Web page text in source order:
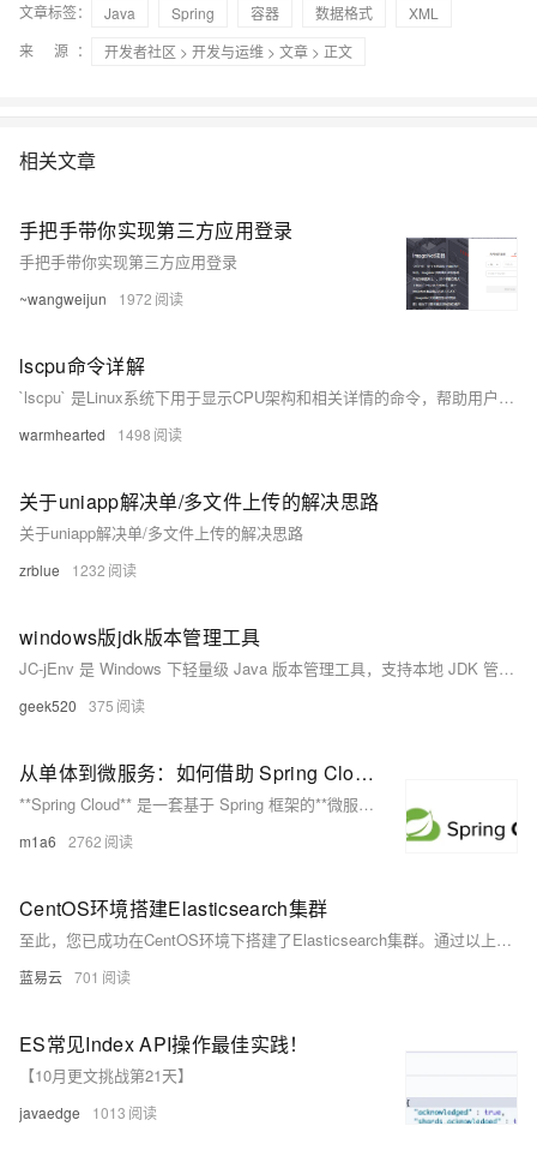
文章标签： Java Spring 容器 数据格式
XML
来 源：
开发者社区 > 开发与运维 > 文章 > 正文
相关文章
手把手带你实现第三方应用登录
手把手带你实现第三方应用登录
~wangweijun 1972
lscpu命令详解
`lscpu` 是Linux系统下用于显示CPU架构和相关详情的命令，帮助用户了解处理器配置，适用于性能诊断、系统调优和软件部署规划。输出包括架构（如x86_64或ARM）、操作模式、字节顺序、CPU核心和线程信息、NUMA节点等。选项如 `-a` 显示所有CPU信息，`-b` 和 `-c` 分别显示在线和离线CPU信息。信息来源包括sysfs和`/proc/cpuinfo`文件。
warmhearted 1498
关于uniapp解决单/多文件上传的解决思路
关于uniapp解决单/多文件上传的解决思路
zrblue 1232
windows版jdk版本管理工具
JC-jEnv 是 Windows 下轻量级 Java 版本管理工具，支持本地 JDK 管理、远程一键安装（如 `jvms install 21.0.4`）、快速切换（`jvms switch`）及项目级版本隔离，操作简洁，无需手动配环境变量。
geek520 375
从单体到微服务：如何借助 Spring Cloud 实现架构转型
**Spring Cloud** 是一套基于 Spring 框架的**微服务架构解决方案**，它提供了一系列的工具和组件，帮助开发者快速构建分布式系统，尤其是微服务架构。
m1a6 2762
CentOS环境搭建Elasticsearch集群
至此，您已成功在CentOS环境下搭建了Elasticsearch集群。通过以上介绍和步骤，相信您对部署Elasticsearch集群有了充分的了解。最后祝您在使用Elasticsearch集群的过程中顺利开展工作！
蓝易云 701
ES常见Index API操作最佳实践！
【10月更文挑战第21天】
javaedge 1013